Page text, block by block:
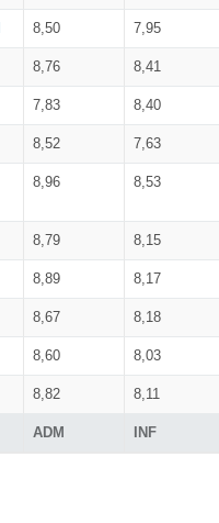
ADM INF
8,50 7,95
8,76 8,41
7,83 8,40
8,52 7,63
8,96 8,53
8,79 8,15
8,89 8,17
8,67 8,18
8,60 8,03
8,82 8,11